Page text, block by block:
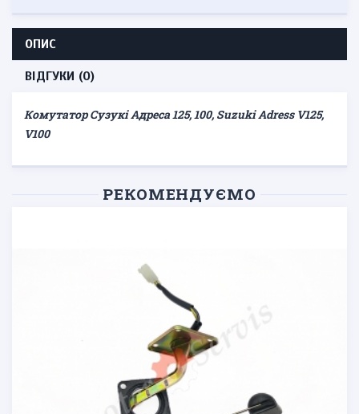
ОПИС
ВІДГУКИ (0)
Комутатор Сузукі Адреса 125, 100, Suzuki Adress V125,
V100
РЕКОМЕНДУЄМО